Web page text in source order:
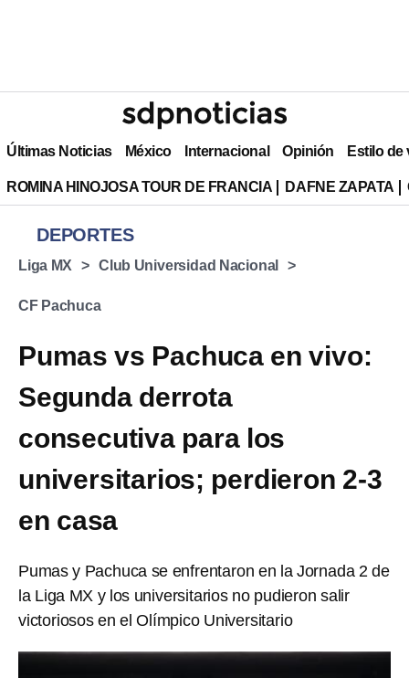
Últimas Noticias México Internacional Opinión Estilo de
ROMINA HINOJOSA TOUR DE FRANCIA DAFNE ZAPATA
DEPORTES
Liga MX Club Universidad Nacional
CF Pachuca
Pumas vs Pachuca en vivo:
Segunda derrota
consecutiva para los
universitarios; perdieron 2-3
en casa
Pumas y Pachuca se enfrentaron en la Jornada 2 de
la Liga MX y los universitarios no pudieron salir
victoriosos en el Olímpico Universitario